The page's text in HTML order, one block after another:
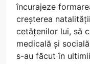
încurajeze
creșterea
cetățenilor lui, să
medicală și
s-au făcut în